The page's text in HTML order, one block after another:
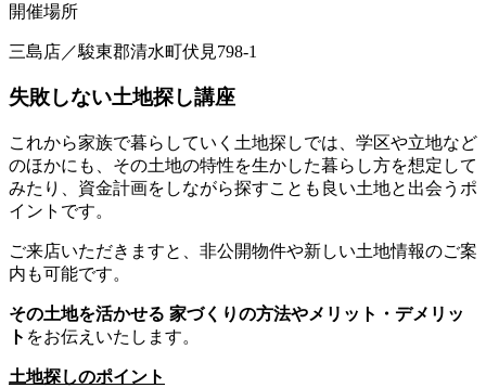
開催場所
三島店／駿東郡清水町伏見798-1
失敗しない土地探し講座
これから家族で暮らしていく土地探しでは、学区や立地など
のほかにも、その土地の特性を生かした暮らし方を想定して
みたり、資金計画をしながら探すことも良い土地と出会うポ
イントです。
ご来店いただきますと、非公開物件や新しい土地情報のご案
内も可能です。
その土地を活かせる 家づくりの方法やメリット・デメリッ
ト をお伝えいたします。
土地探しのポイント